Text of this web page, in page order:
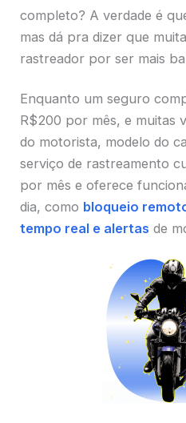
completo? A verdade é
mas dá pra dizer que
rastreador por ser mais
Enquanto um seguro
R$200 por mês, e muitas
do motorista, modelo do
serviço de rastreamento
por mês e oferece
dia, como bloqueio
tempo real e alertas de